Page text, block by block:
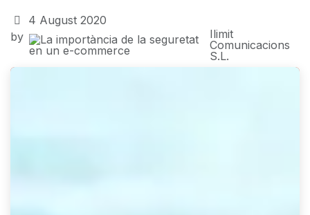
4 August 2020
by
Ilimit
Comunicacions
S.L.